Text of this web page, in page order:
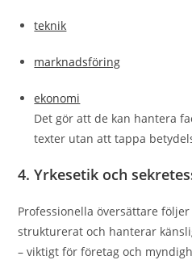
teknik
marknadsföring
ekonomi
Det gör att de kan hantera
texter utan att tappa
4. Yrkesetik och
Professionella översättare
strukturerat och hanterar
– viktigt för företag och